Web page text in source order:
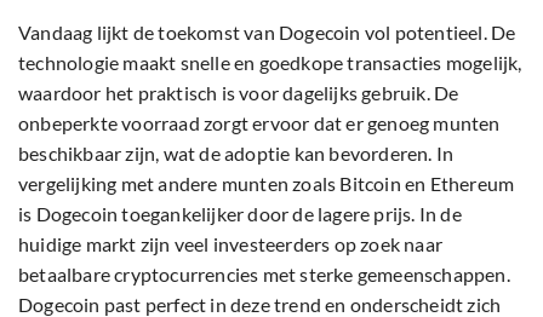
Vandaag lijkt de toekomst van Dogecoin vol potentieel. De
technologie maakt snelle en goedkope transacties mogelijk,
waardoor het praktisch is voor dagelijks gebruik. De
onbeperkte voorraad zorgt ervoor dat er genoeg munten
beschikbaar zijn, wat de adoptie kan bevorderen. In
vergelijking met andere munten zoals Bitcoin en Ethereum
is Dogecoin toegankelijker door de lagere prijs. In de
huidige markt zijn veel investeerders op zoek naar
betaalbare cryptocurrencies met sterke gemeenschappen.
Dogecoin past perfect in deze trend en onderscheidt zich